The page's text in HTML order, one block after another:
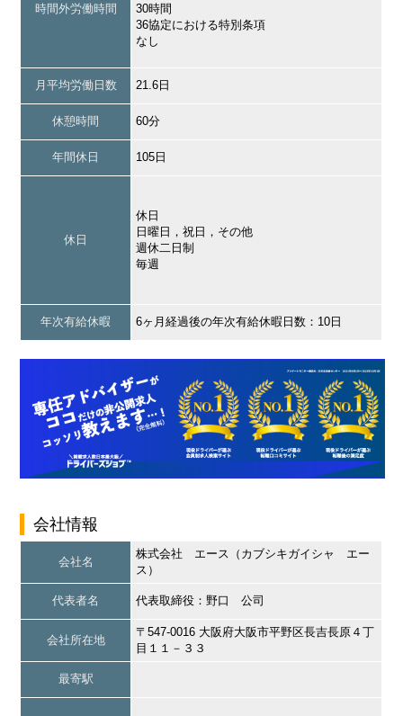
時間外労働時間
30時間
36協定における特別条項
なし
月平均労働日数 21.6日
休憩時間 60分
年間休日 105日
休日
休日
日曜日，祝日，その他
週休二日制
毎週
年次有給休暇 6ヶ月経過後の年次有給休暇日数：10日
会社情報
会社名
株式会社 エース（カブシキガイシャ エー
ス）
代表者名 代表取締役：野口 公司
会社所在地
〒547-0016 大阪府大阪市平野区長吉長原４丁
目１１－３３
最寄駅